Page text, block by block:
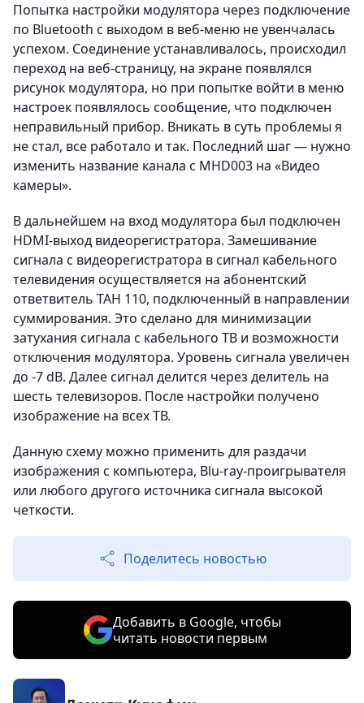
Попытка настройки модулятора через подключение
по Bluetooth с выходом в веб-меню не увенчалась
успехом. Соединение устанавливалось, происходил
переход на веб-страницу, на экране появлялся
рисунок модулятора, но при попытке войти в меню
настроек появлялось сообщение, что подключен
неправильный прибор. Вникать в суть проблемы я
не стал, все работало и так. Последний шаг — нужно
изменить название канала с MHD003 на «Видео
камеры».
В дальнейшем на вход модулятора был подключен
HDMI-выход видеорегистратора. Замешивание
сигнала с видеорегистратора в сигнал кабельного
телевидения осуществляется на абонентский
ответвитель ТАН 110, подключенный в направлении
суммирования. Это сделано для минимизации
затухания сигнала с кабельного ТВ и возможности
отключения модулятора. Уровень сигнала увеличен
до -7 dB. Далее сигнал делится через делитель на
шесть телевизоров. После настройки получено
изображение на всех ТВ.
Данную схему можно применить для раздачи
изображения с компьютера, Blu-ray-проигрывателя
или любого другого источника сигнала высокой
четкости.
Поделитесь новостью
Добавить в Google, чтобы
читать новости первым